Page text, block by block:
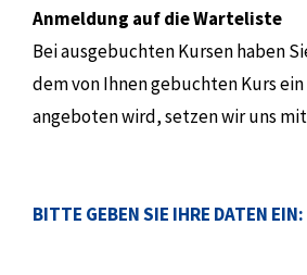
Anmeldung auf die Warteliste
Bei ausgebuchten Kursen haben
dem von Ihnen gebuchten Kurs
angeboten wird, setzen wir uns
BITTE GEBEN SIE IHRE DATEN EIN: